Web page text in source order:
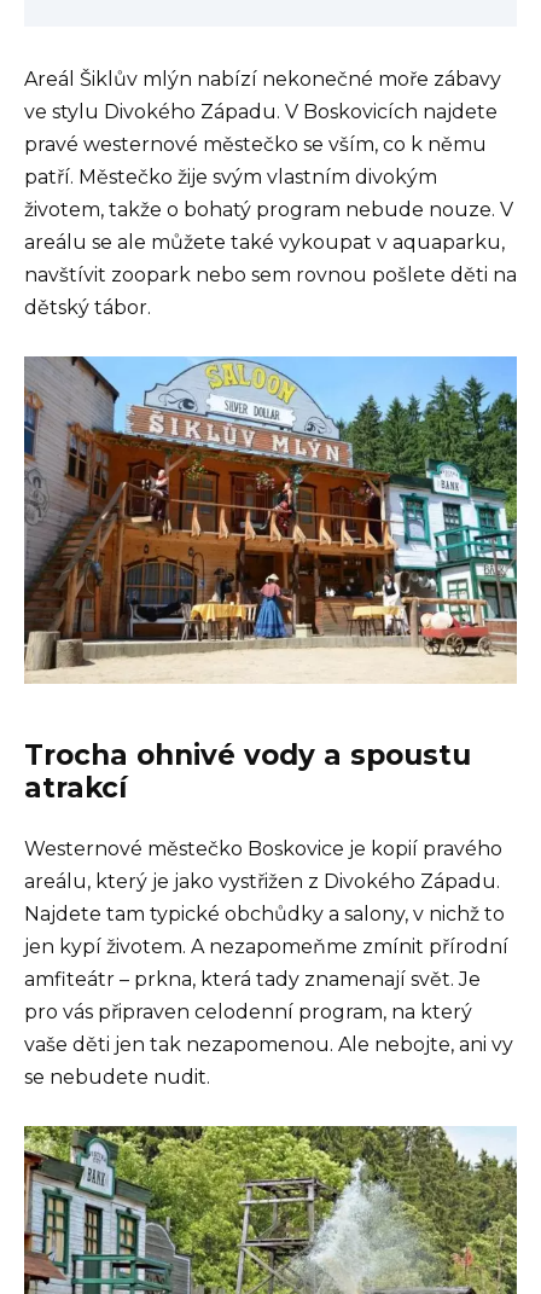
Areál Šiklův mlýn nabízí nekonečné moře zábavy
ve stylu Divokého Západu. V Boskovicích najdete
pravé westernové městečko se vším, co k němu
patří. Městečko žije svým vlastním divokým
životem, takže o bohatý program nebude nouze. V
areálu se ale můžete také vykoupat v aquaparku,
navštívit zoopark nebo sem rovnou pošlete děti na
dětský tábor.
Trocha ohnivé vody a spoustu
atrakcí
Westernové městečko Boskovice je kopií pravého
areálu, který je jako vystřižen z Divokého Západu.
Najdete tam typické obchůdky a salony, v nichž to
jen kypí životem. A nezapomeňme zmínit přírodní
amfiteátr – prkna, která tady znamenají svět. Je
pro vás připraven celodenní program, na který
vaše děti jen tak nezapomenou. Ale nebojte, ani vy
se nebudete nudit.